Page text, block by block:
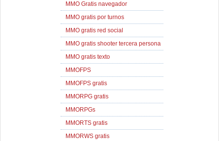
MMO Gratis navegador
MMO gratis por turnos
MMO gratis red social
MMO gratis shooter tercera persona
MMO gratis texto
MMOFPS
MMOFPS gratis
MMORPG gratis
MMORPGs
MMORTS gratis
MMORWS gratis